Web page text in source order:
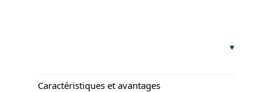
Caractéristiques et avantages